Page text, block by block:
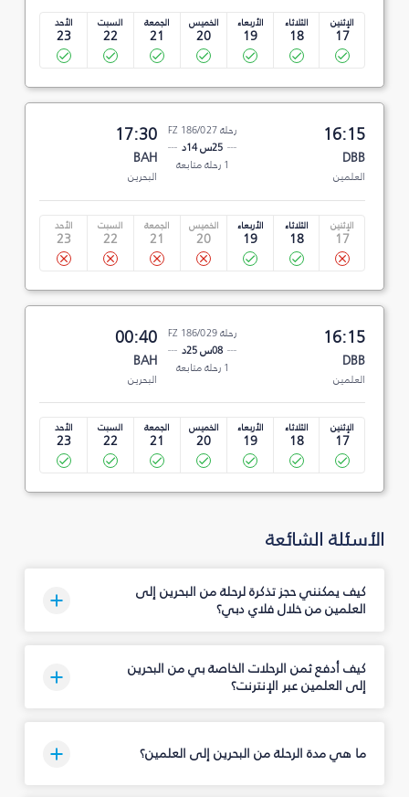
الإثنين
17
الثلاثاء
18
الأربعاء
19
الخميس
20
الجمعة
21
السبت
22
الأحد
23
16:15
DBB
العلمين
رحلة FZ 186/027
25س 14د
1 رحلة متابعة
17:30
BAH
البحرين
الإثنين
17
الثلاثاء
18
الأربعاء
19
الخميس
20
الجمعة
21
السبت
22
الأحد
23
16:15
DBB
العلمين
رحلة FZ 186/029
08س 25د
1 رحلة متابعة
00:40
BAH
البحرين
الإثنين
17
الثلاثاء
18
الأربعاء
19
الخميس
20
الجمعة
21
السبت
22
الأحد
23
الأسئلة الشائعة
كيف يمكنني حجز تذكرة لرحلة من البحرين إلى
العلمين من خلال فلاي دبي؟
كيف أدفع ثمن الرحلات الخاصة بي من البحرين
إلى العلمين عبر الإنترنت؟
ما هي مدة الرحلة من البحرين إلى العلمين؟